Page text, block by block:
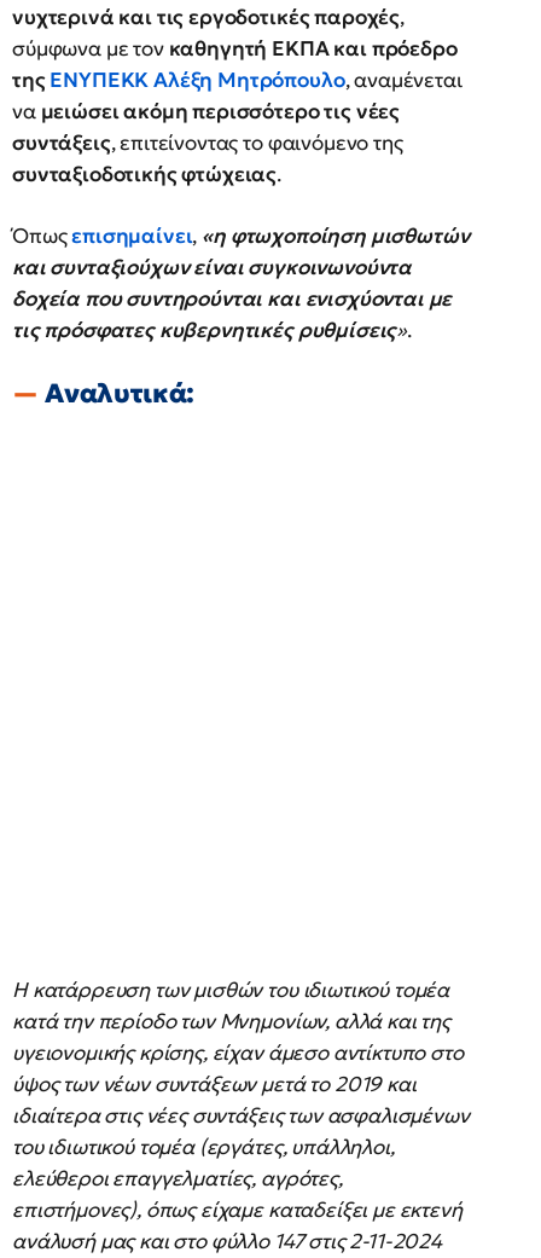
νυχτερινά και τις εργοδοτικές παροχές,
σύμφωνα με τον καθηγητή ΕΚΠΑ και πρόεδρο
τηςΕΝΥΠΕΚΚ Αλέξη Μητρόπουλο, αναμένεται
να μειώσει ακόμη περισσότερο τις νέες
συντάξεις, επιτείνοντας το φαινόμενο της
συνταξιοδοτικής φτώχειας.
Όπωςεπισημαίνει, «η φτωχοποίηση μισθωτών
και συνταξιούχων είναι συγκοινωνούντα
δοχεία που συντηρούνται και ενισχύονται με
τις πρόσφατες κυβερνητικές ρυθμίσεις».
Αναλυτικά:
Η κατάρρευση των μισθών του ιδιωτικού τομέα
κατά την περίοδο των Μνημονίων, αλλά και της
υγειονομικής κρίσης, είχαν άμεσο αντίκτυπο στο
ύψος των νέων συντάξεων μετά το 2019 και
ιδιαίτερα στις νέες συντάξεις των ασφαλισμένων
του ιδιωτικού τομέα (εργάτες, υπάλληλοι,
ελεύθεροι επαγγελματίες, αγρότες,
επιστήμονες), όπως είχαμε καταδείξει με εκτενή
ανάλυσή μας και στο φύλλο 147 στις 2-11-2024